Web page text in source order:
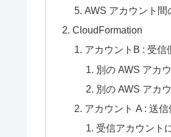
AWS アカウント
CloudFormation
アカウントB : 受信
別の AWS アカ
別の AWS アカ
アカウント A : 送信
受信アカウント